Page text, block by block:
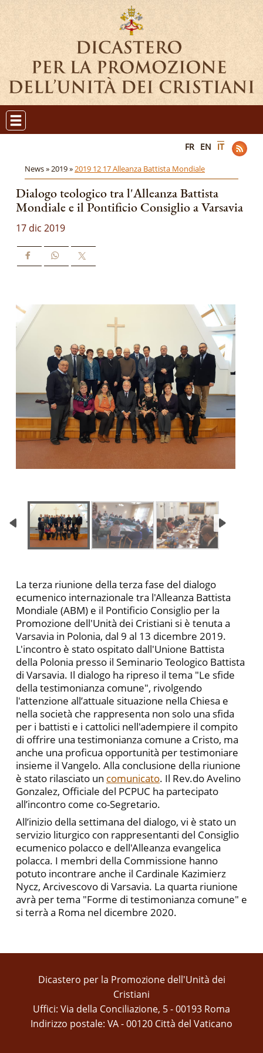
FR EN IT
News »2019 »2019 12 17 Alleanza Battista Mondiale
Dialogo teologico tra l'Alleanza Battista
Mondiale e il Pontificio Consiglio a Varsavia
17 dic 2019
La terza riunione della terza fase del dialogo
ecumenico internazionale tra l'Alleanza Battista
Mondiale (ABM) e il Pontificio Consiglio per la
Promozione dell'Unità dei Cristiani si è tenuta a
Varsavia in Polonia, dal 9 al 13 dicembre 2019.
L'incontro è stato ospitato dall'Unione Battista
della Polonia presso il Seminario Teologico Battista
di Varsavia. Il dialogo ha ripreso il tema "Le sfide
della testimonianza comune", rivolgendo
l'attenzione all’attuale situazione nella Chiesa e
nella società che rappresenta non solo una sfida
per i battisti e i cattolici nell'adempiere il compito
di offrire una testimonianza comune a Cristo, ma
anche una proficua opportunità per testimoniare
insieme il Vangelo. Alla conclusione della riunione
è stato rilasciato un comunicato. Il Rev.do Avelino
Gonzalez, Officiale del PCPUC ha partecipato
all’incontro come co-Segretario.
All’inizio della settimana del dialogo, vi è stato un
servizio liturgico con rappresentanti del Consiglio
ecumenico polacco e dell'Alleanza evangelica
polacca. I membri della Commissione hanno
potuto incontrare anche il Cardinale Kazimierz
Nycz, Arcivescovo di Varsavia. La quarta riunione
avrà per tema "Forme di testimonianza comune" e
si terrà a Roma nel dicembre 2020.
Dicastero per la Promozione dell'Unità dei
Cristiani
Uffici: Via della Conciliazione, 5 - 00193 Roma
Indirizzo postale: VA - 00120 Città del Vaticano